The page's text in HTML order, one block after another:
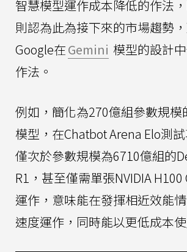
智慧模型運作成本降低的作法
則認為此為接下來的市場趨勢
Google在Gemini 模型的設計
作法。
例如，簡化為270億組參數規模
模型，在Chatbot Arena Elo測
僅次於參數規模為6710億組的
R1，甚至僅需單張NVIDIA
運作，意味能在發揮相近效能
速度運作，同時能以更低成本使